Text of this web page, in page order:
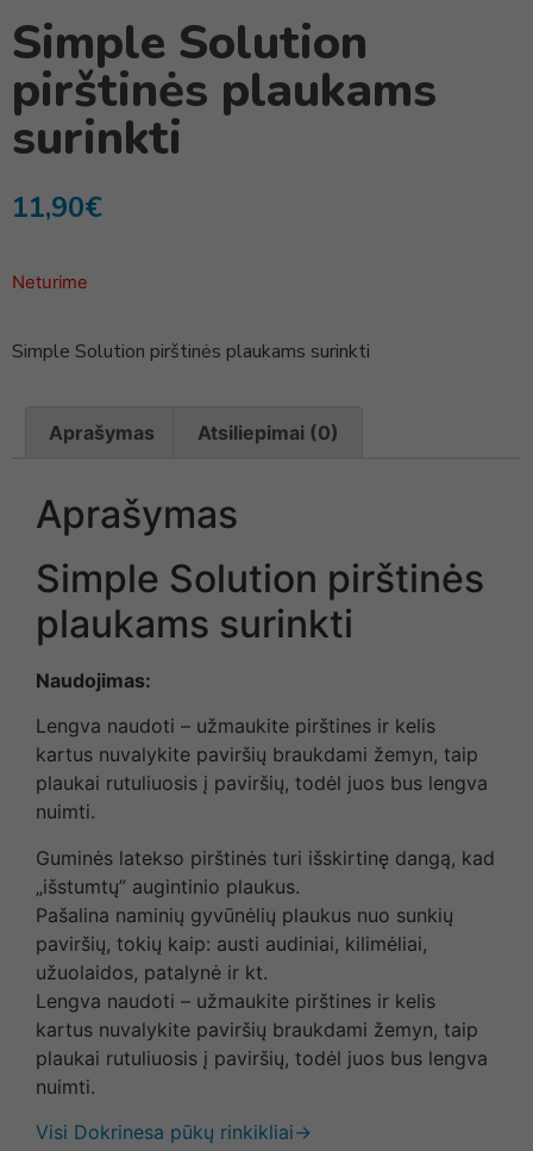
Simple Solution
pirštinės plaukams
surinkti
11,90€
Neturime
Simple Solution pirštinės plaukams surinkti
Aprašymas Atsiliepimai (0)
Aprašymas
Simple Solution pirštinės
plaukams surinkti
Naudojimas:
Lengva naudoti – užmaukite pirštines ir kelis
kartus nuvalykite paviršių braukdami žemyn, taip
plaukai rutuliuosis į paviršių, todėl juos bus lengva
nuimti.
Guminės latekso pirštinės turi išskirtinę dangą, kad
„išstumtų” augintinio plaukus.
Pašalina naminių gyvūnėlių plaukus nuo sunkių
paviršių, tokių kaip: austi audiniai, kilimėliai,
užuolaidos, patalynė ir kt.
Lengva naudoti – užmaukite pirštines ir kelis
kartus nuvalykite paviršių braukdami žemyn, taip
plaukai rutuliuosis į paviršių, todėl juos bus lengva
nuimti.
Visi Dokrinesa pūkų rinkikliai→